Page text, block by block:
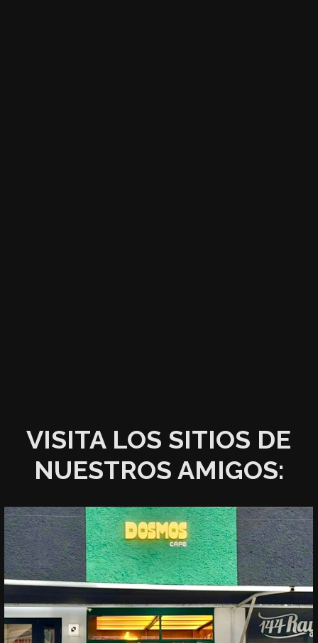
VISITA LOS SITIOS DE
NUESTROS AMIGOS: